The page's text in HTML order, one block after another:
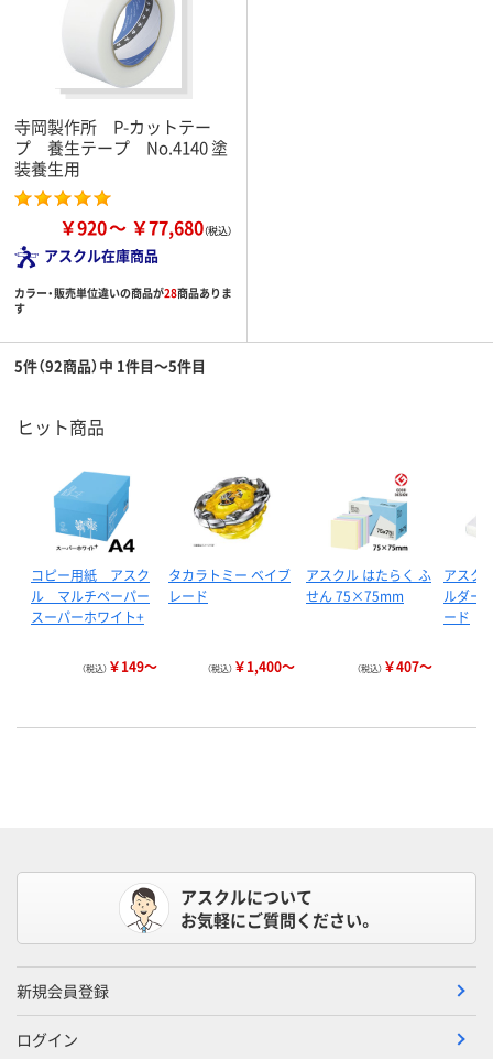
寺岡製作所 P-カットテー
プ 養生テープ No.4140 塗
装養生用
￥920 ￥77,680
アスクル在庫商品
カラー・販売単位違いの商品が28商品ありま
す
5件（92商品）中 1件目～5件目
ヒット商品
コピー用紙 アスク
ル マルチペーパー
スーパーホワイト+
（税込） ￥149～
タカラトミー ベイブ
レード
（税込） ￥1,400～
アスクル はたらく ふ
せん 75×75mm
（税込） ￥407～
アスク
ルダー
ード
アスクルについて
お気軽にご質問ください。
新規会員登録
ログイン